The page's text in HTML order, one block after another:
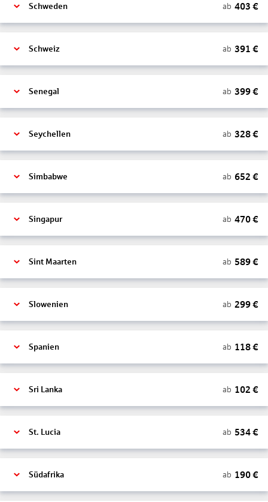
Schweden ab 403 €
Schweiz ab 391 €
Senegal ab 399€
Seychellen ab 328€
Simbabwe ab 652 €
Singapur ab 470€
Sint Maarten ab 589€
Slowenien ab 299€
Spanien ab 118€
Sri Lanka ab 102 €
St. Lucia ab 534€
Südafrika ab 190€